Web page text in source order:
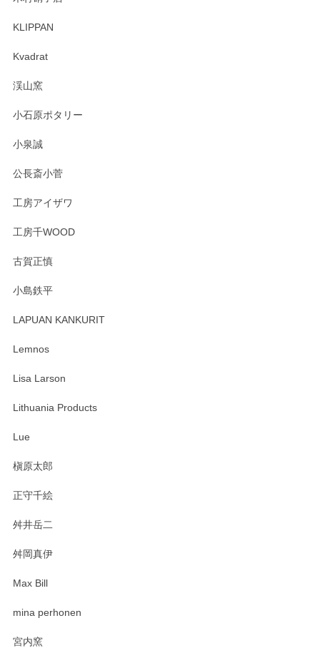
淡いグリーンのカラーがとても可愛いです❤️ ありがとうござ
す。 素敵な湯呑みでとても気に入りました。 発送も早く、
たm(_)m
います。無事に届いたようで安心いたしまし
KLIPPAN
Kvadrat
渓山窯
小石原ポタリー
小泉誠
公長斎小菅
工房アイザワ
工房千WOOD
古賀正慎
小島鉄平
LAPUAN KANKURIT
Lemnos
Lisa Larson
Lithuania Products
Lue
槇原太郎
正守千絵
舛井岳二
舛岡真伊
Max Bill
mina perhonen
宮内窯